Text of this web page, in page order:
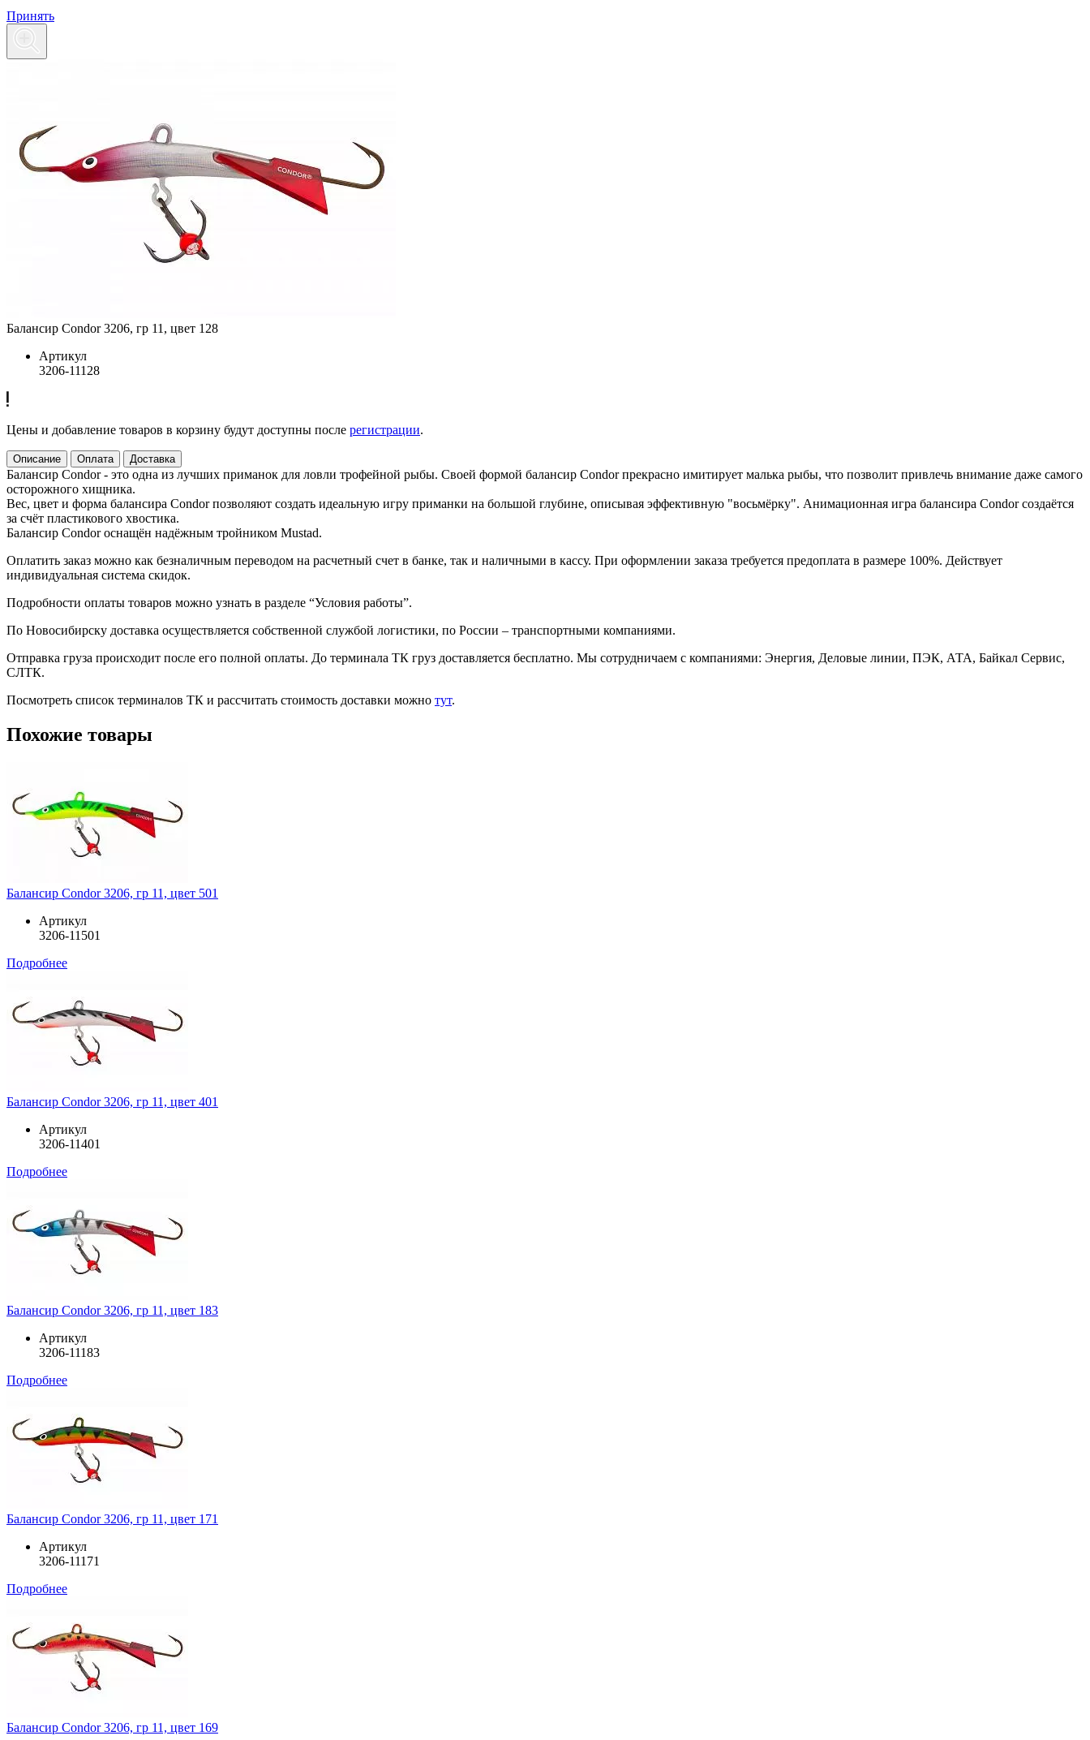
Принять
Балансир Condor 3206, гр 11, цвет 128
Артикул
3206-11128
Цены и добавление товаров в корзину будут доступны после регистрации.
Описание Оплата Доставка
Балансир Condor - это одна из лучших приманок для ловли трофейной рыбы. Своей формой балансир Condor прекрасно имитирует малька рыбы, что позволит привлечь внимание даже самого
осторожного хищника.
Вес, цвет и форма балансира Condor позволяют создать идеальную игру приманки на большой глубине, описывая эффективную "восьмёрку". Анимационная игра балансира Condor создаётся
за счёт пластикового хвостика.
Балансир Condor оснащён надёжным тройником Mustad.
Оплатить заказ можно как безналичным переводом на расчетный счет в банке, так и наличными в кассу. При оформлении заказа требуется предоплата в размере 100%. Действует
индивидуальная система скидок.
Подробности оплаты товаров можно узнать в разделе “Условия работы”.
По Новосибирску доставка осуществляется собственной службой логистики, по России – транспортными компаниями.
Отправка груза происходит после его полной оплаты. До терминала ТК груз доставляется бесплатно. Мы сотрудничаем с компаниями: Энергия, Деловые линии, ПЭК, АТА, Байкал Сервис,
СЛТК.
Посмотреть список терминалов ТК и рассчитать стоимость доставки можно тут.
Похожие товары
Балансир Condor 3206, гр 11, цвет 501
Артикул
3206-11501
Подробнее
Балансир Condor 3206, гр 11, цвет 401
Артикул
3206-11401
Подробнее
Балансир Condor 3206, гр 11, цвет 183
Артикул
3206-11183
Подробнее
Балансир Condor 3206, гр 11, цвет 171
Артикул
3206-11171
Подробнее
Балансир Condor 3206, гр 11, цвет 169